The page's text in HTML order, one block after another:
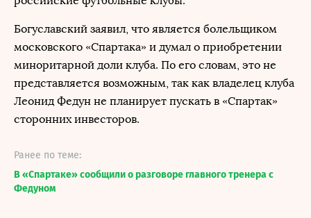
Богуславский заявил, что является болельщиком
московского «Спартака» и думал о приобретении
миноритарной доли клуба. По его словам, это не
представляется возможным, так как владелец клуба
Леонид Федун не планирует пускать в «Спартак»
сторонних инвесторов.
Ранее по теме:
В «Спартаке» сообщили о разговоре главного тренера с
Федуном